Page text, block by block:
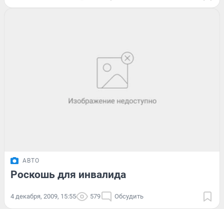
АВТО
Роскошь для инвалида
4 декабря, 2009, 15:55 579 Обсудить